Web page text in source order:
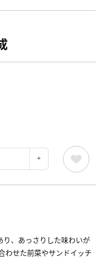
り、あっさりした味わいが
わせた前菜やサンドイッチ